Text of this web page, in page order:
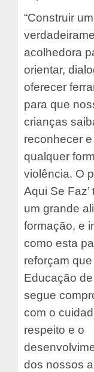
“Construir
acolhedora
orientar,
oferecer
para que
crianças
reconhecer
qualquer
violência. O
Aqui Se Faz’
um grande
formação, e
como esta
reforçam
Educação
segue
com o
respeito e o
dos nossos